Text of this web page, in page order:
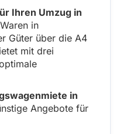
Ihren Umzug in
in
Güter über die A4
mit drei
in
Angebote für